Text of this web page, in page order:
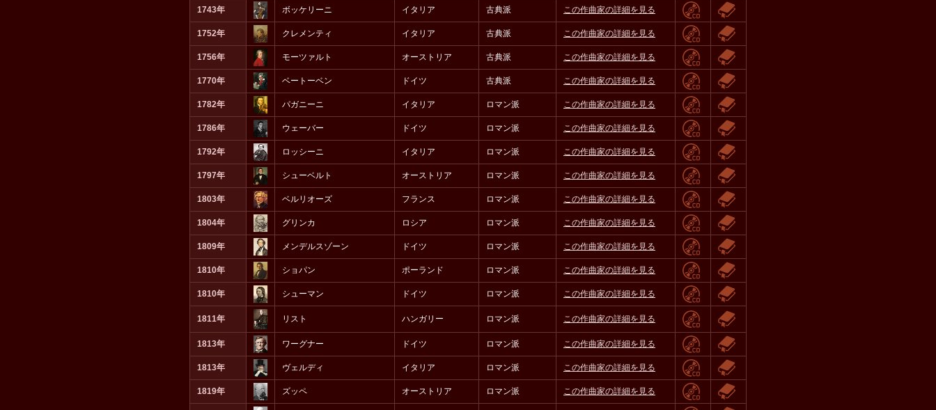
1743年 ボッケリーニ イタリア 古典派 この作曲家の詳細を見る
1752年 クレメンティ イタリア 古典派 この作曲家の詳細を見る
1756年 モーツァルト オーストリア 古典派 この作曲家の詳細を見る
1770年 ベートーベン ドイツ 古典派 この作曲家の詳細を見る
1782年 パガニーニ イタリア ロマン派 この作曲家の詳細を見る
1786年 ウェーバー ドイツ ロマン派 この作曲家の詳細を見る
1792年 ロッシーニ イタリア ロマン派 この作曲家の詳細を見る
1797年 シューベルト オーストリア ロマン派 この作曲家の詳細を見る
1803年 ベルリオーズ フランス ロマン派 この作曲家の詳細を見る
1804年 グリンカ ロシア ロマン派 この作曲家の詳細を見る
1809年 メンデルスゾーン ドイツ ロマン派 この作曲家の詳細を見る
1810年 ショパン ポーランド ロマン派 この作曲家の詳細を見る
1810年 シューマン ドイツ ロマン派 この作曲家の詳細を見る
1811年 リスト ハンガリー ロマン派 この作曲家の詳細を見る
1813年 ワーグナー ドイツ ロマン派 この作曲家の詳細を見る
1813年 ヴェルディ イタリア ロマン派 この作曲家の詳細を見る
1819年 ズッペ オーストリア ロマン派 この作曲家の詳細を見る